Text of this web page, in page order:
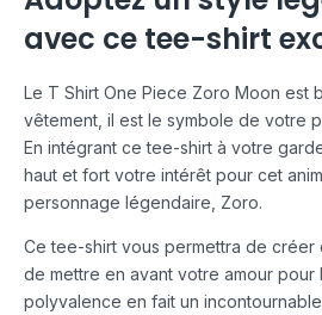
avec ce tee-shirt
Le T Shirt One Piece Zoro Moon est
vêtement, il est le symbole de votre
En intégrant ce tee-shirt à votre
haut et fort votre intérêt pour cet
personnage légendaire, Zoro.
Ce tee-shirt vous permettra de créer
de mettre en avant votre amour pour
polyvalence en fait un